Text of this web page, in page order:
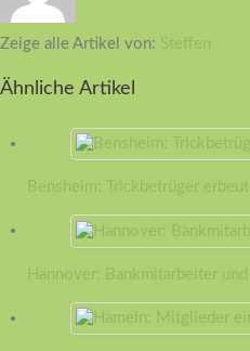
Zeige alle Artikel von: Steffen
Ähnliche Artikel
Bensheim: Trickbetrüger
Hannover: Bankmitarbeiter